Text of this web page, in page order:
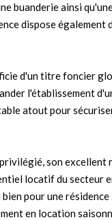
buanderie ainsi
dispose également
d'un titre foncier
l'établissement
atout pour
son
locatif du secteur
pour une résidence
en location